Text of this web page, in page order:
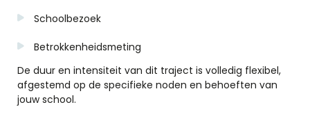
Schoolbezoek
Betrokkenheidsmeting
De duur en intensiteit van dit traject is volledig flexibel,
afgestemd op de specifieke noden en behoeften van
jouw school.